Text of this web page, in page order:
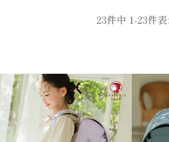
23件中 1-23件